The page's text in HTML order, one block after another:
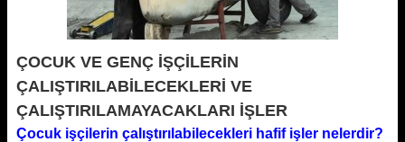
ÇOCUK VE GENÇ İŞÇİLERİN
ÇALIŞTIRILABİLECEKLERİ VE
ÇALIŞTIRILAMAYACAKLARI İŞLER
Çocuk işçilerin çalıştırılabilecekleri hafif işler nelerdir?